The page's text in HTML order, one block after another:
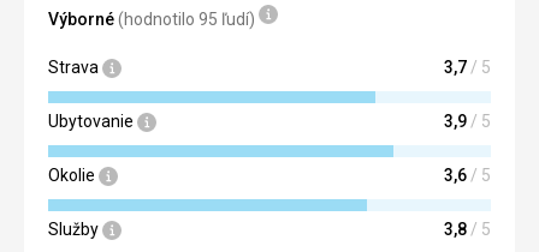
Výborné(hodnotilo 95 ľudí)
Strava 3,7/ 5
Ubytovanie 3,9/ 5
Okolie 3,6/ 5
Služby 3,8/ 5